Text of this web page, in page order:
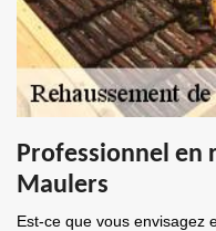
Professionnel en
Maulers
Est-ce que vous envisagez